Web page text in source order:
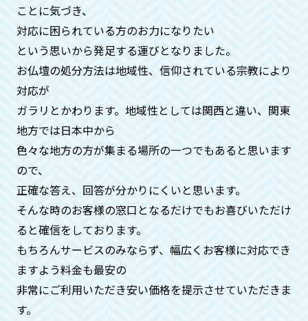
供養がどのようにされているか確認
はできますか？
ることも可能ですのでご安心ください。
合同供養の際も、別料金になりますがお
写真、動画の手配も可能です。
供養が済んだという証明はしていた
だけますか？
はい。何時、どこで、どのお寺の方が供
養してくれたかの証明証を郵送させてい
ただいておりますのでご安心くださいま
せ。
ことに気づき、
対応に困られている方のお力になりたい
という思いから発⾜する運びとなりました。
お仏壇の処分方法は地域性、信仰されている宗教により
対応が
ガラリとかわります。地域性としては関⻄と違い、関東
地方では日本中から
色々な地方の方が集まる場所の一つでもあると思います
ので、
正確な答え、回答が分かりにくいと思います。
そんな時のお客様の窓口となるだけでもお喜びいただけ
ると確信をしております。
もちろんサービスのみならず、幅広くお客様に対応でき
ますよう料金も最安の
非常にご利用いただき安い価格を提示させていただきま
す。